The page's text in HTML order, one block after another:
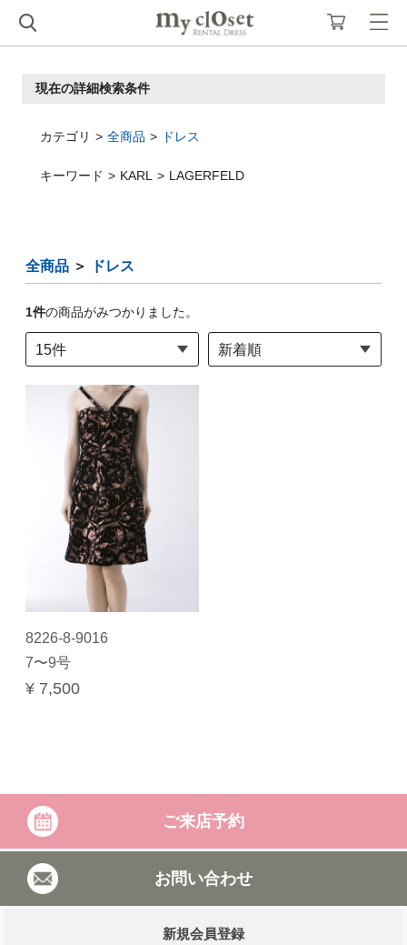
現在の詳細検索条件
カテゴリ 全商品 ドレス
キーワード KARL LAGERFELD
全商品 ＞ ドレス
1件の商品がみつかりました。
8226-8-9016
7〜9号
¥ 7,500
ご来店予約
お問い合わせ
新規会員登録